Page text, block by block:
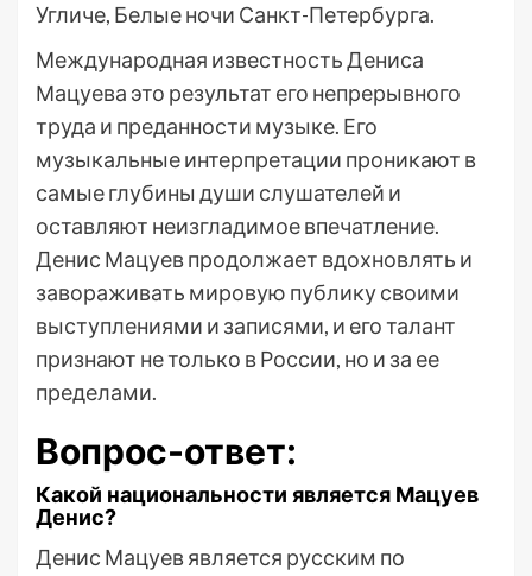
Угличе, Белые ночи Санкт-Петербурга.
Международная известность Дениса
Мацуева это результат его непрерывного
труда и преданности музыке. Его
музыкальные интерпретации проникают в
самые глубины души слушателей и
оставляют неизгладимое впечатление.
Денис Мацуев продолжает вдохновлять и
завораживать мировую публику своими
выступлениями и записями, и его талант
признают не только в России, но и за ее
пределами.
Вопрос-ответ:
Какой национальности является Мацуев
Денис?
Денис Мацуев является русским по